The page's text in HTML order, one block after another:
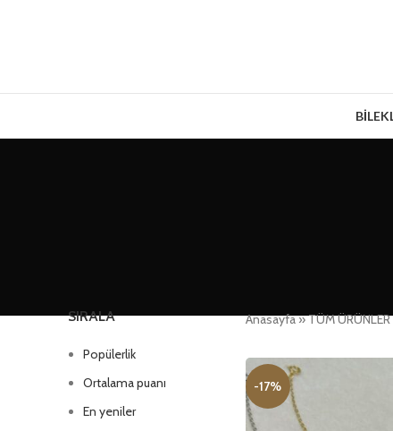
SIRALA
Popülerlik
Ortalama puanı
En yeniler
Anasayfa»TÜM ÜRÜNLER
-17%